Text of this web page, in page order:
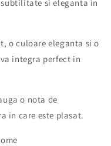
si eleganta in
o culoare eleganta si o
integra perfect in
o nota de
in care este plasat.